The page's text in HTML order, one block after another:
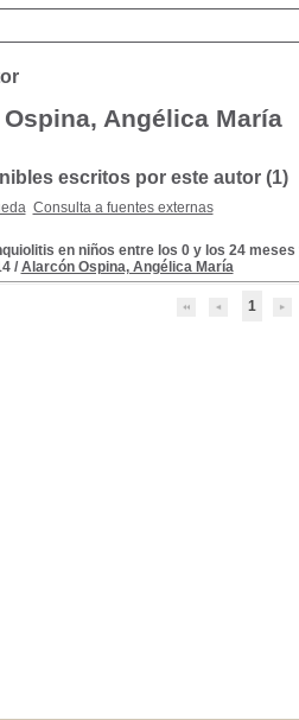
Angélica María
escritos por este autor (1)
Consulta a fuentes externas
en niños entre los 0 y los 24
/ Alarcón Ospina, Angélica María
1